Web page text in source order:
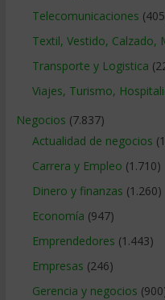
Telecomunicaciones
Textil, Vestido, Calzado,
Transporte y Logistica
Viajes, Turismo,
Negocios (7.837)
Actualidad de negocios
Carrera y Empleo (1.710)
Dinero y finanzas (1.260)
Economía (947)
Emprendedores (1.443)
Empresas (246)
Gerencia y negocios